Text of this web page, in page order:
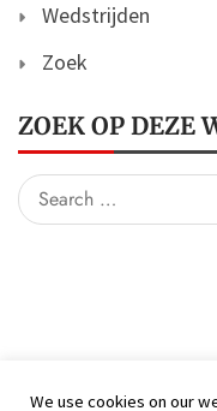
Wedstrijden
Zoek
ZOEK OP DEZE
Search
for:
We use cookies on our